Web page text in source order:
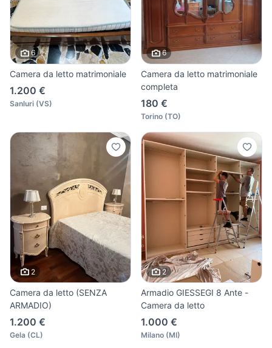
6
Camera da letto matrimoniale
1.200 €
Sanluri (VS)
6
Camera da letto matrimoniale
completa
180 €
Torino (TO)
2
Camera da letto (SENZA
ARMADIO)
1.200 €
Gela (CL)
2
Armadio GIESSEGI 8 Ante -
Camera da letto
1.000 €
Milano (MI)